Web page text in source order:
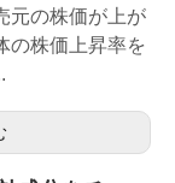
元の株価が上が
の株価上昇率を